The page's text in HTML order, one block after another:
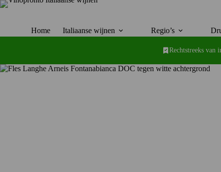
Ga
Home Italiaanse wijnen Regio’s
Rechtstreeks van